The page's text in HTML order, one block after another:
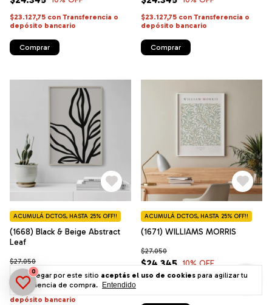
Al navegar por este sitio aceptás el uso de cookies para agilizar tu
experiencia de compra.
Entendido
$23.127,75 con Transferencia o
depósito bancario
Comprar
$23.127,75 con Transferencia o
depósito bancario
Comprar
(1668) Black & Beige Abstract
Leaf
$24.345
$27.050
10% OFF
ACUMULÁ DCTOS, HASTA 25% OFF!!
$23.127,75
Transferencia o
depósito bancario
(1671) WILLIAMS MORRIS
$24.345
$27.050
10% OFF
ACUMULÁ DCTOS, HASTA 25% OFF!!
Transferencia o
0